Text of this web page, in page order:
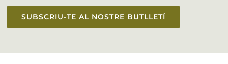
SUBSCRIU-TE AL NOSTRE BUTLLETÍ